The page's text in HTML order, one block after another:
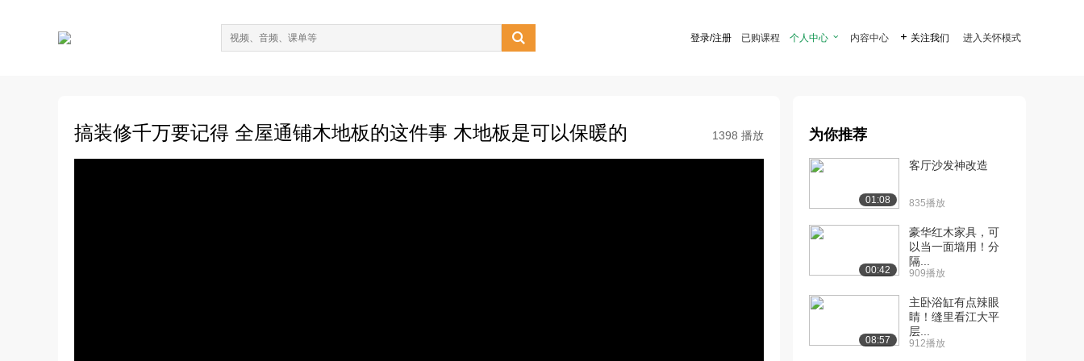
 登录/注册 已购课程 个人中心  内容中心  关注我们 进入关怀模式
搞装修千万要记得 全屋通铺木地板的这件事 木地板是可以保暖的 1398 播放 为你推荐
01:08
客厅沙发神改造
835播放
00:42
豪华红木家具，可
以当一面墙用！分
隔...
909播放
08:57
主卧浴缸有点辣眼
睛！缝里看江大平
层...
912播放